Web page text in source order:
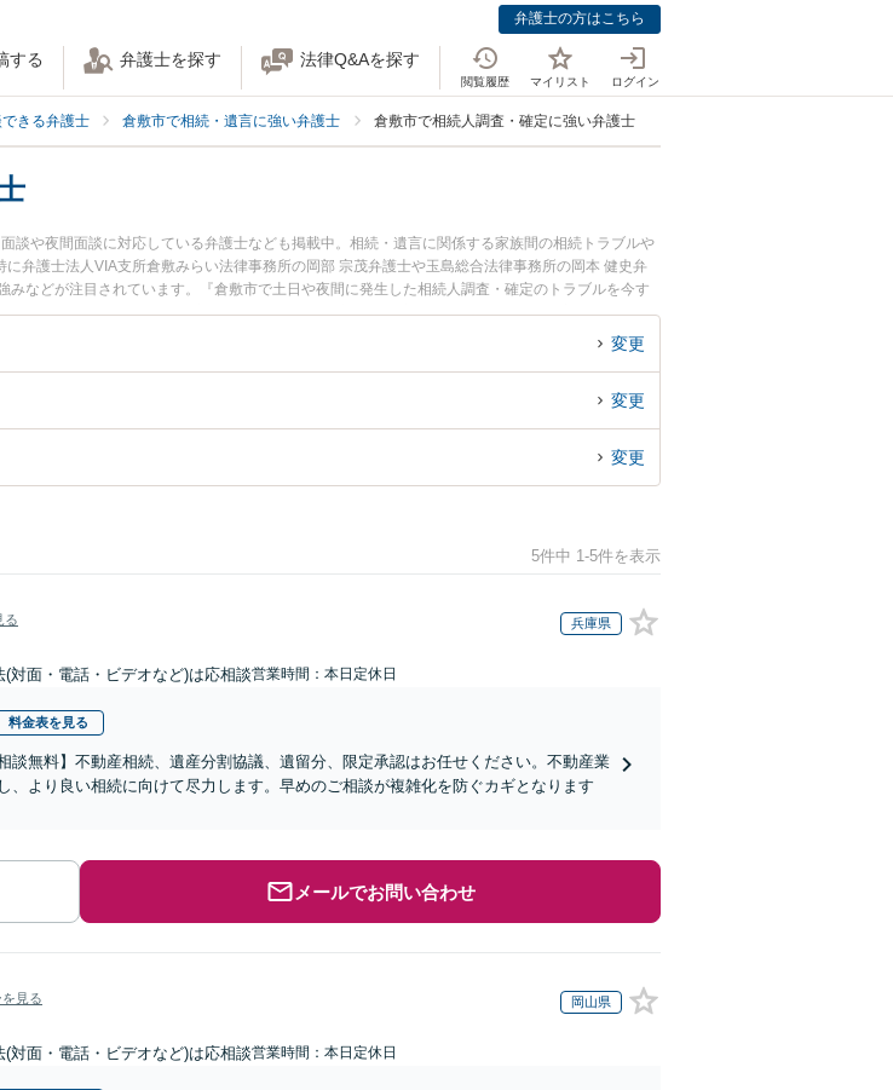
弁護士の方はこちら
する 弁護士を探す 法律Q&Aを探す
閲覧履歴 マイリスト ログイン
きる弁護士 倉敷市で相続・遺言に強い弁護士 倉敷市で相続人調査・確定に強い弁護士
談や夜間面談に対応している弁護士なども掲載中。相続・遺言に関係する家族間の相続トラブルや
弁護士法人VIA支所倉敷みらい法律事務所の岡部 宗茂弁護士や玉島総合法律事務所の岡本 健史弁
などが注目されています。『倉敷市で土日や夜間に発生した相続人調査・確定のトラブルを今す
の弁護士を検索したい』『初回相談無料で相続人調査・確定を法律相談できる倉敷市内の弁護士に
変更
変更
変更
5件中 1-5件を表示
る 兵庫県
(対面・電話・ビデオなど)は応相談営業時間：本日定休日
料金表を見る
談無料】不動産相続、遺産分割協議、遺留分、限定承認はお任せください。不動産業
、より良い相続に向けて尽力します。早めのご相談が複雑化を防ぐカギとなります
メールでお問い合わせ
見る 岡山県
(対面・電話・ビデオなど)は応相談営業時間：本日定休日